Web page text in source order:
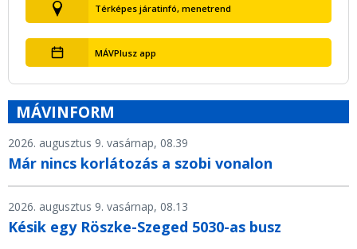
Térképes járatinfó, menetrend
MÁVPlusz app
MÁVINFORM
2026. augusztus 9. vasárnap, 08.39
Már nincs korlátozás a szobi vonalon
2026. augusztus 9. vasárnap, 08.13
Késik egy Röszke-Szeged 5030-as busz